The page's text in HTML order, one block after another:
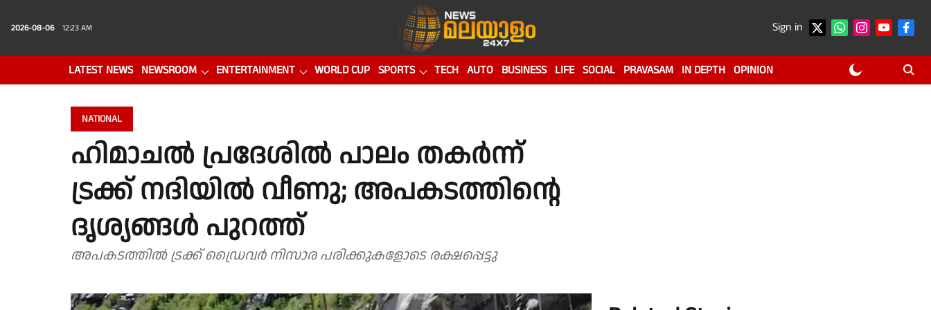
2026-08-06 12:23 AM Sign in
LATEST NEWS NEWSROOM ENTERTAINMENT WORLD CUP SPORTS TECH AUTO BUSINESS LIFE SOCIAL PRAVASAM IN DEPTH OPINION
NATIONAL
ഹിമാചൽ പ്രദേശിൽ പാലം തകർന്ന്
ട്രക്ക് നദിയിൽ വീണു; അപകടത്തിൻ്റെ
ദൃശ്യങ്ങൾ പുറത്ത്
അപകടത്തിൽ ട്രക്ക് ഡ്രൈവർ നിസാര പരിക്കുകളോടെ രക്ഷപ്പെട്ടു